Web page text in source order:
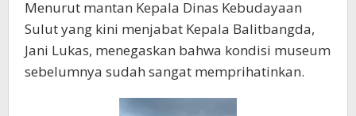
Menurut mantan Kepala Dinas Kebudayaan
Sulut yang kini menjabat Kepala Balitbangda,
Jani Lukas, menegaskan bahwa kondisi museum
sebelumnya sudah sangat memprihatinkan.